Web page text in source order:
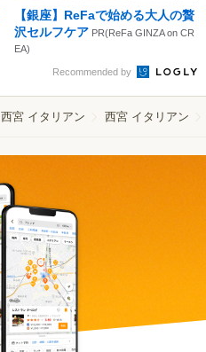
【銀座】ReFaで始める大人の贅
沢セルフケア PR(ReFa GINZA on CR
EA)
Recommended by
西宮 イタリアン 西宮 イタリアン